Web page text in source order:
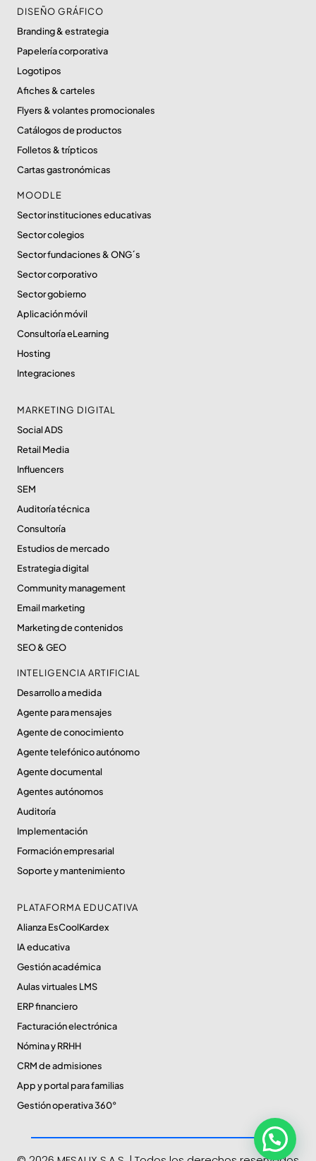
DISEÑO GRÁFICO
Branding & estrategia
Papelería corporativa
Logotipos
Afiches & carteles
Flyers & volantes promocionales
Catálogos de productos
Folletos & trípticos
Cartas gastronómicas
MOODLE
Sector instituciones educativas
Sector colegios
Sector fundaciones & ONG´s
Sector corporativo
Sector gobierno
Aplicación móvil
Consultoría eLearning
Hosting
Integraciones
MARKETING DIGITAL
Social ADS
Retail Media
Influencers
SEM
Auditoría técnica
Consultoría
Estudios de mercado
Estrategia digital
Community management
Email marketing
Marketing de contenidos
SEO & GEO
INTELIGENCIA ARTIFICIAL
Desarrollo a medida
Agente para mensajes
Agente de conocimiento
Agente telefónico autónomo
Agente documental
Agentes autónomos
Auditoría
Implementación
Formación empresarial
Soporte y mantenimiento
PLATAFORMA EDUCATIVA
Alianza EsCoolKardex
IA educativa
Gestión académica
Aulas virtuales LMS
ERP financiero
Facturación electrónica
Nómina y RRHH
CRM de admisiones
App y portal para familias
Gestión operativa 360°